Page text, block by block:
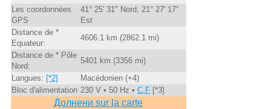
Les coordonnées
GPS
41° 25' 31" Nord, 21° 27' 17"
Est
Distance de *
Equateur:
4606.1 km (2862.1 mi)
Distance de * Pôle
Nord:
5401 km (3356 mi)
Langues: [*2]
Macédonien (+4)
Bloc d'alimentation 230 V • 50 Hz • C,F[*3]
Долнени sur la carte